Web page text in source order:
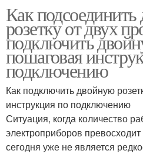
Как
розетку от двух
подключить
пошаговая
подключению
Как подключить двойную
инструкция по подключению
Ситуация, когда количество
электроприборов
сегодня уже не является